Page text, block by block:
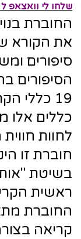
שלחו לי וואצאפ ל
החוברת
את הקורא
סיפורים
הסיפורים
19 כללי הקריאה באנגלית.
כללים אלו
לחוות
חוברת זו
בשיטת
ראשית
החוברת
קריאה